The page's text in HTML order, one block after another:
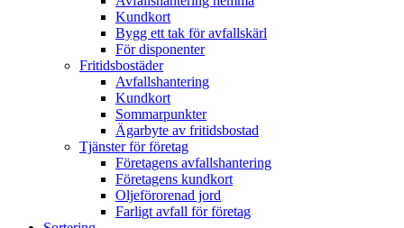
Kundkort
Bygg ett tak för avfallskärl
För disponenter
Fritidsbostäder
Avfallshantering
Kundkort
Sommarpunkter
Ägarbyte av fritidsbostad
Tjänster för företag
Företagens avfallshantering
Företagens kundkort
Oljeförorenad jord
Farligt avfall för företag